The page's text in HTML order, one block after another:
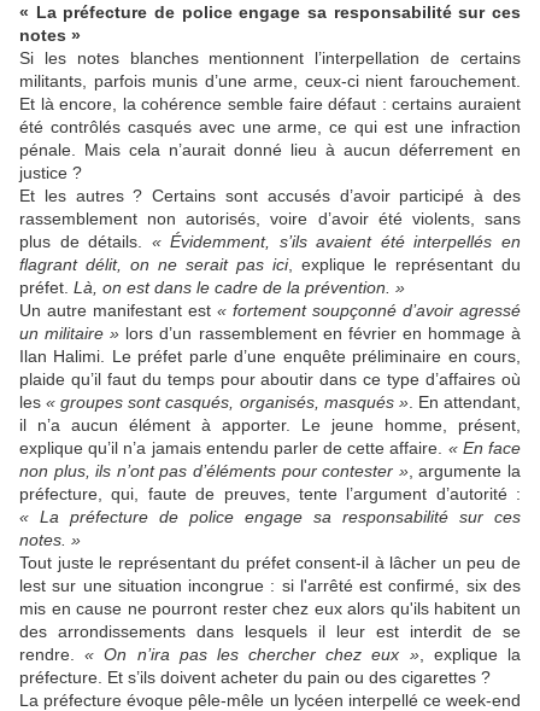
« La préfecture de police engage sa responsabilité sur ces
notes »
Si les notes blanches mentionnent l’interpellation de certains
militants, parfois munis d’une arme, ceux-ci nient farouchement.
Et là encore, la cohérence semble faire défaut : certains auraient
été contrôlés casqués avec une arme, ce qui est une infraction
pénale. Mais cela n’aurait donné lieu à aucun déferrement en
justice ?
Et les autres ? Certains sont accusés d’avoir participé à des
rassemblement non autorisés, voire d’avoir été violents, sans
plus de détails. « Évidemment, s’ils avaient été interpellés en
flagrant délit, on ne serait pas ici, explique le représentant du
préfet. Là, on est dans le cadre de la prévention. »
Un autre manifestant est « fortement soupçonné d’avoir agressé
un militaire » lors d’un rassemblement en février en hommage à
Ilan Halimi. Le préfet parle d’une enquête préliminaire en cours,
plaide qu’il faut du temps pour aboutir dans ce type d’affaires où
les« groupes sont casqués, organisés, masqués ». En attendant,
il n’a aucun élément à apporter. Le jeune homme, présent,
explique qu’il n’a jamais entendu parler de cette affaire. « En face
non plus, ils n’ont pas d’éléments pour contester », argumente la
préfecture, qui, faute de preuves, tente l’argument d’autorité :
« La préfecture de police engage sa responsabilité sur ces
notes. »
Tout juste le représentant du préfet consent-il à lâcher un peu de
lest sur une situation incongrue : si l'arrêté est confirmé, six des
mis en cause ne pourront rester chez eux alors qu'ils habitent un
des arrondissements dans lesquels il leur est interdit de se
rendre.« On n’ira pas les chercher chez eux », explique la
préfecture. Et s’ils doivent acheter du pain ou des cigarettes ?
La préfecture évoque pêle-mêle un lycéen interpellé ce week-end